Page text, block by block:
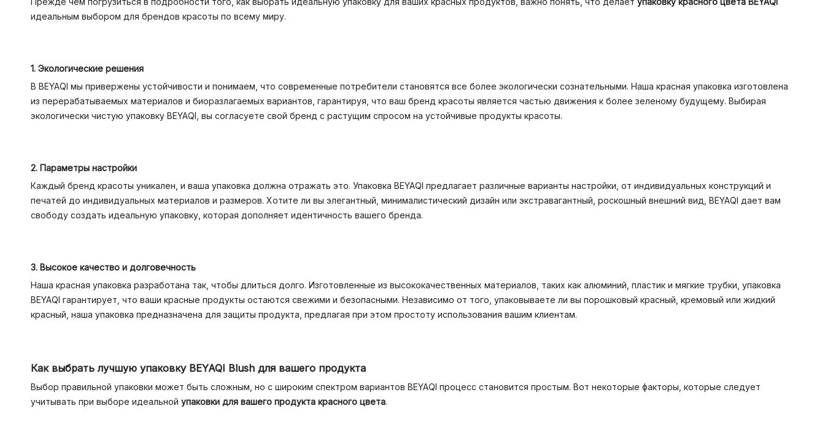
идеальным выбором для брендов красоты по всему миру.
1. Экологические решения
В BEYAQI мы привержены устойчивости и понимаем, что современные потребители становятся все более экологически сознательными. Наша красная упаковка изготовлена
из перерабатываемых материалов и биоразлагаемых вариантов, гарантируя, что ваш бренд красоты является частью движения к более зеленому будущему. Выбирая
экологически чистую упаковку BEYAQI, вы согласуете свой бренд с растущим спросом на устойчивые продукты красоты.
2. Параметры настройки
Каждый бренд красоты уникален, и ваша упаковка должна отражать это. Упаковка BEYAQI предлагает различные варианты настройки, от индивидуальных конструкций и
печатей до индивидуальных материалов и размеров. Хотите ли вы элегантный, минималистический дизайн или экстравагантный, роскошный внешний вид, BEYAQI дает вам
свободу создать идеальную упаковку, которая дополняет идентичность вашего бренда.
3. Высокое качество и долговечность
Наша красная упаковка разработана так, чтобы длиться долго. Изготовленные из высококачественных материалов, таких как алюминий, пластик и мягкие трубки, упаковка
BEYAQI гарантирует, что ваши красные продукты остаются свежими и безопасными. Независимо от того, упаковываете ли вы порошковый красный, кремовый или жидкий
красный, наша упаковка предназначена для защиты продукта, предлагая при этом простоту использования вашим клиентам.
Как выбрать лучшую упаковку BEYAQI Blush для вашего продукта
Выбор правильной упаковки может быть сложным, но с широким спектром вариантов BEYAQI процесс становится простым. Вот некоторые факторы, которые следует
учитывать при выборе идеальной упаковки для вашего продукта красного цвета.